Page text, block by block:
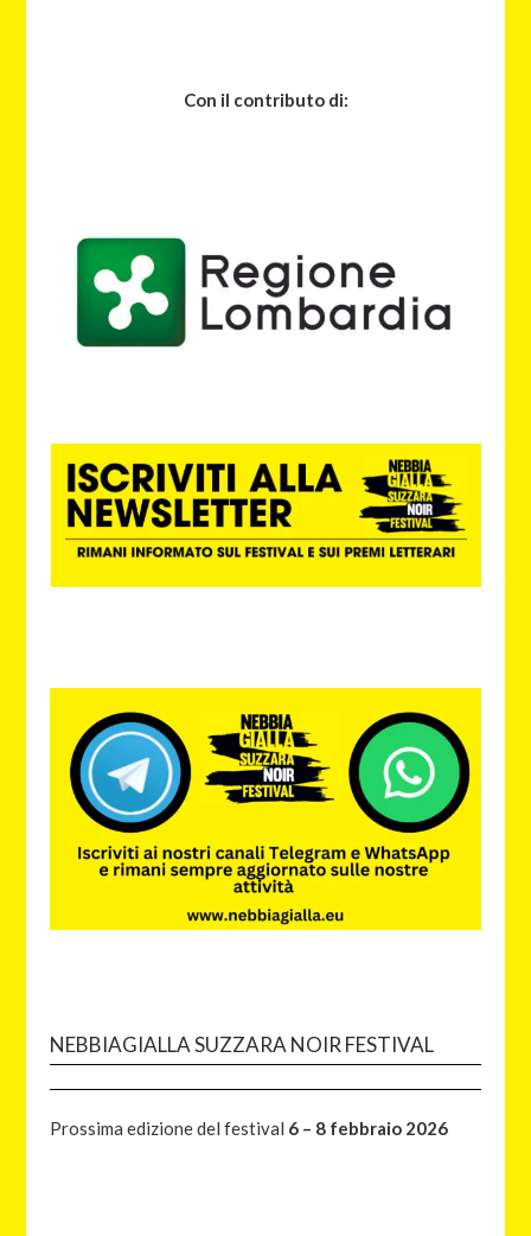
Con il contributo di:
NEBBIAGIALLA SUZZARA NOIR FESTIVAL
Prossima edizione del festival 6 – 8 febbraio 2026